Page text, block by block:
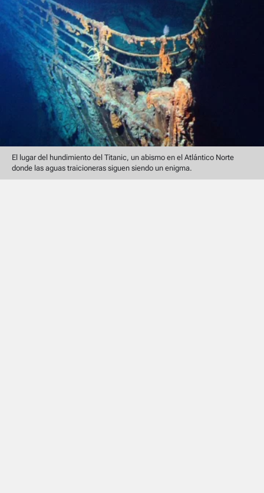
El lugar del hundimiento del Titanic, un abismo en el Atlántico Norte
donde las aguas traicioneras siguen siendo un enigma.